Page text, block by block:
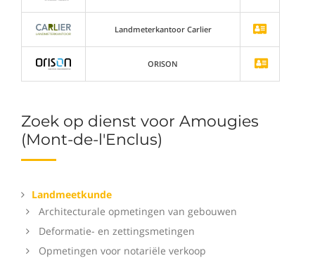
Zoek op dienst voor Amougies
(Mont-de-l'Enclus)
Landmeetkunde
Architecturale opmetingen van gebouwen
Deformatie- en zettingsmetingen
Opmetingen voor notariële verkoop
Landmeterkantoor Carlier
ORISON